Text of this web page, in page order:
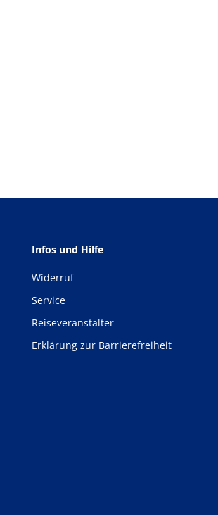
Infos und Hilfe
Widerruf
Service
Reiseveranstalter
Erklärung zur Barrierefreiheit